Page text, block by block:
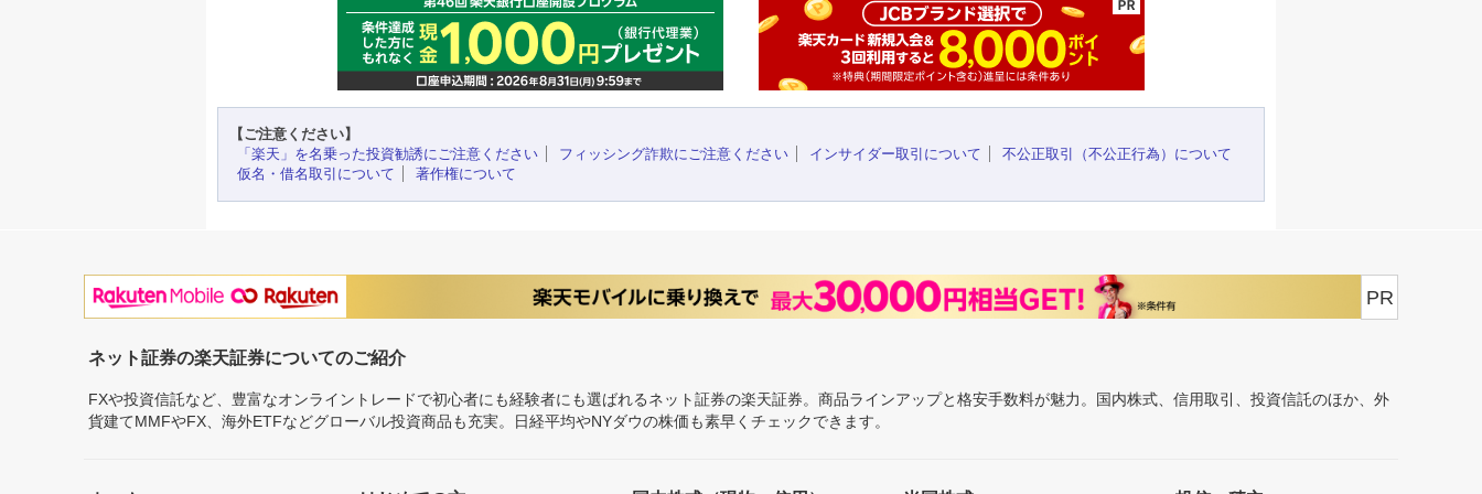
【ご注意ください】
「楽天」を名乗った投資勧誘にご注意ください
フィッシング詐欺にご注意ください インサイダー取引について
不公正取引（不公正行為）について
仮名・借名取引について
著作権について
PR
ネット証券の楽天証券についてのご紹介
FXや投資信託など、豊富なオンライントレードで初心者にも経験者にも選ばれるネット証券の楽天証券。商品ラインアップと格安手数料が魅力。国内株式、信用取引、投資信託のほか、外
貨建てMMFやFX、海外ETFなどグローバル投資商品も充実。日経平均やNYダウの株価も素早くチェックできます。